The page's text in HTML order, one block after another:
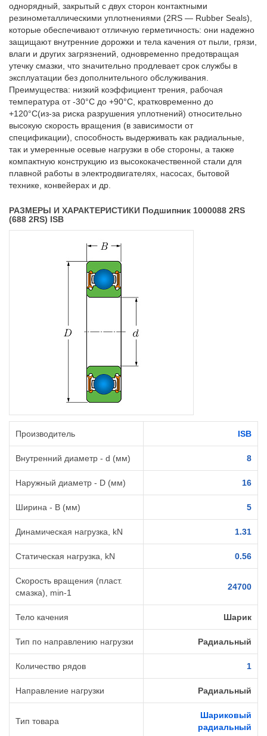
однорядный, закрытый с двух сторон контактными
резинометаллическими уплотнениями (2RS — Rubber Seals),
которые обеспечивают отличную герметичность: они надежно
защищают внутренние дорожки и тела качения от пыли, грязи,
влаги и других загрязнений, одновременно предотвращая
утечку смазки, что значительно продлевает срок службы в
эксплуатации без дополнительного обслуживания.
Преимущества: низкий коэффициент трения, рабочая
температура от -30°C до +90°C, кратковременно до
+120°C(из-за риска разрушения уплотнений) относительно
высокую скорость вращения (в зависимости от
спецификации), способность выдерживать как радиальные,
так и умеренные осевые нагрузки в обе стороны, а также
компактную конструкцию из высококачественной стали для
плавной работы в электродвигателях, насосах, бытовой
технике, конвейерах и др.
РАЗМЕРЫ И ХАРАКТЕРИСТИКИ Подшипник 1000088 2RS
(688 2RS) ISB
Производитель ISB
Внутренний диаметр - d (мм) 8
Наружный диаметр - D (мм) 16
Ширина - B (мм) 5
Динамическая нагрузка, kN 1.31
Статическая нагрузка, kN 0.56
Скорость вращения (пласт.
смазка), min-1
24700
Тело качения Шарик
Тип по направлению нагрузки Радиальный
Количество рядов 1
Направление нагрузки Радиальный
Тип товара
Шариковый
радиальный